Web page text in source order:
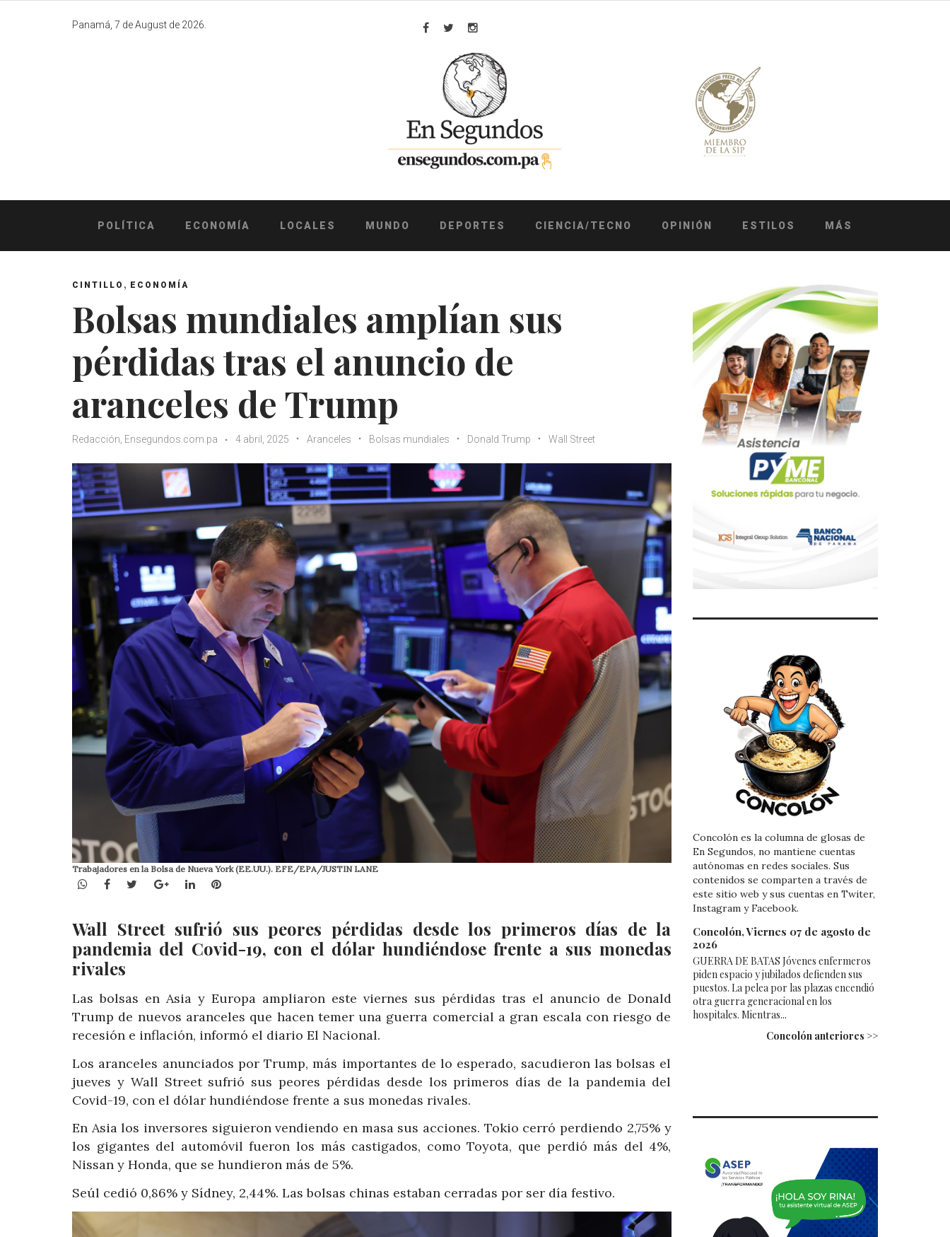
Panamá, 7 de August de 2026.
Facebook
TwitterInstagram
POLÍTICA ECONOMÍA LOCALES MUNDO DEPORTES CIENCIA/TECNO OPINIÓN ESTILOS MÁS
CINTILLO , ECONOMÍA
Bolsas mundiales amplían sus
pérdidas tras el anuncio de
aranceles de Trump
Redacción, Ensegundos.com.pa 4 abril, 2025 Aranceles Bolsas mundiales Donald Trump Wall Street
Trabajadores en la Bolsa de Nueva York (EE.UU.). EFE/EPA/JUSTIN LANE
WhatsApp
Facebook
TwitterGoogle+LinkedInPinterest
Wall Street sufrió sus peores pérdidas desde los primeros días de la
pandemia del Covid-19, con el dólar hundiéndose frente a sus monedas
rivales
Las bolsas en Asia y Europa ampliaron este viernes sus pérdidas tras el anuncio de Donald
Trump de nuevos aranceles que hacen temer una guerra comercial a gran escala con riesgo de
recesión e inflación, informó el diario El Nacional.
Los aranceles anunciados por Trump, más importantes de lo esperado, sacudieron las bolsas el
jueves y Wall Street sufrió sus peores pérdidas desde los primeros días de la pandemia del
Covid-19, con el dólar hundiéndose frente a sus monedas rivales.
En Asia los inversores siguieron vendiendo en masa sus acciones. Tokio cerró perdiendo 2,75% y
los gigantes del automóvil fueron los más castigados, como Toyota, que perdió más del 4%,
Nissan y Honda, que se hundieron más de 5%.
Seúl cedió 0,86% y Sídney, 2,44%. Las bolsas chinas estaban cerradas por ser día festivo.
Concolón es la columna de glosas de
En Segundos, no mantiene cuentas
autónomas en redes sociales. Sus
contenidos se comparten a través de
este sitio web y sus cuentas en Twiter,
Instagram y Facebook.
Concolón, Viernes 07 de agosto de
2026
GUERRA DE BATAS Jóvenes enfermeros
piden espacio y jubilados defienden sus
puestos. La pelea por las plazas encendió
otra guerra generacional en los
hospitales. Mientras...
Concolón anteriores >>